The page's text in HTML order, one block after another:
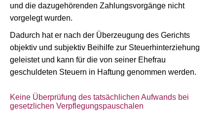
und die dazugehörenden Zahlungsvorgänge nicht
vorgelegt wurden.
Dadurch hat er nach der Überzeugung des Gerichts
objektiv und subjektiv Beihilfe zur Steuerhinterziehung
geleistet und kann für die von seiner Ehefrau
geschuldeten Steuern in Haftung genommen werden.
Keine Überprüfung des tatsächlichen Aufwands bei
gesetzlichen Verpflegungspauschalen